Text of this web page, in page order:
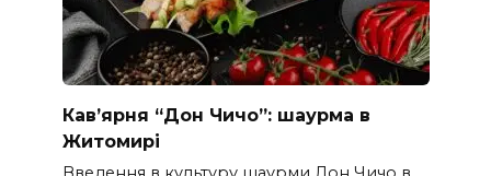
Кав’ярня “Дон Чичо”: шаурма в
Житомирі